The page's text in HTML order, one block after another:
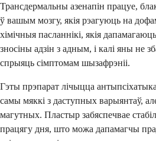
Трансдермальны азенапін працуе,
ў вашым мозгу, якія рэагуюць на
хімічныя пасланнікі, якія
зносіны адзін з адным, і калі яны не
спрыяць сімптомам шызафрэніі.
Гэты прэпарат лічыцца
самы мяккі з даступных варыянтаў,
магутных. Пластыр забяспечвае
працягу дня, што можа дапамагчы